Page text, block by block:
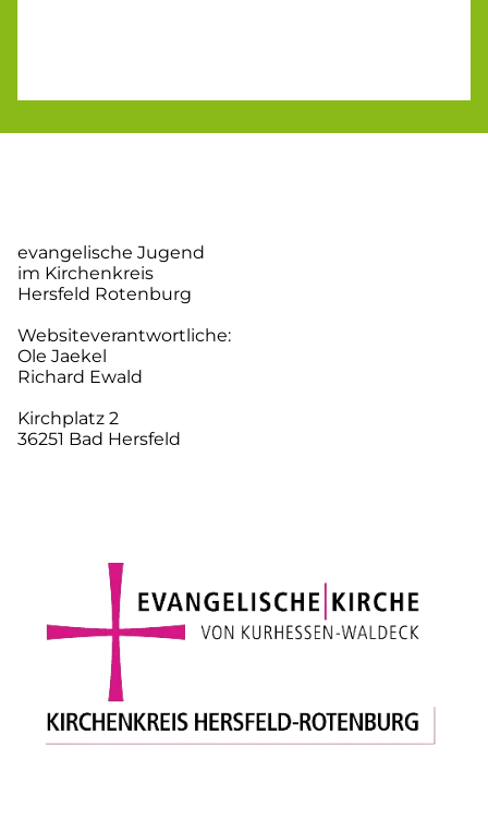
evangelische Jugend
im Kirchenkreis
Hersfeld Rotenburg
Websiteverantwortliche:
Ole Jaekel
Richard Ewald
Kirchplatz 2
36251 Bad Hersfeld